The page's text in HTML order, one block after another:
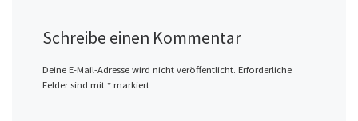
Schreibe einen Kommentar
Deine E-Mail-Adresse wird nicht veröffentlicht. Erforderliche
Felder sind mit *markiert